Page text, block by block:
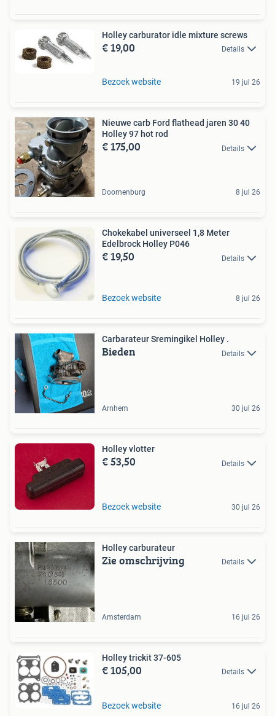
Holley carburator idle mixture screws
€ 19,00 Details
Bezoek website 19 jul 26
Nieuwe carb Ford flathead jaren 30 40
Holley 97 hot rod
€ 175,00 Details
Doornenburg 8 jul 26
Chokekabel universeel 1,8 Meter
Edelbrock Holley P046
€ 19,50 Details
Bezoek website 8 jul 26
Carbarateur Sremingikel Holley .
Bieden Details
Arnhem 30 jul 26
Holley vlotter
€ 53,50 Details
Bezoek website 30 jul 26
Holley carburateur
Zie omschrijving Details
Amsterdam 16 jul 26
Holley trickit 37-605
€ 105,00 Details
Bezoek website 16 jul 26